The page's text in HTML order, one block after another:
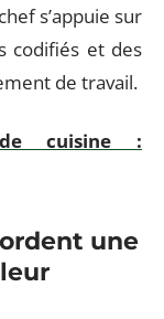
s’appuie sur
codifiés et des
de travail.
cuisine :
une